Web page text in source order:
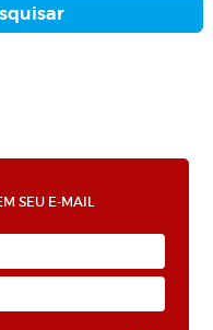
SEU E-MAIL